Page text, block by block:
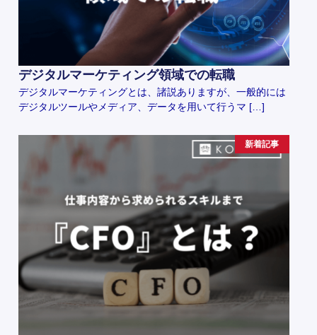
デジタルマーケティング領域での転職
デジタルマーケティングとは、諸説ありますが、一般的には
デジタルツールやメディア、データを用いて行うマ […]
新着記事